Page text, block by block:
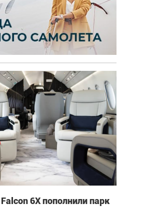
6X пополнили парк